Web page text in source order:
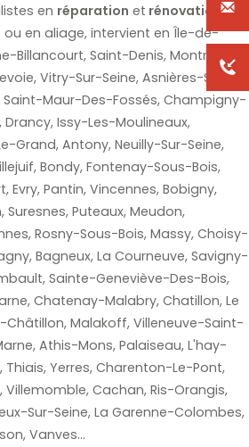
en réparation et rénovation de
en aliage, intervient en Île-de-
Billancourt, Saint-Denis, Montreuil,
Vitry-Sur-Seine, Asnières-Sur-
Saint-Maur-Des-Fossés, Champigny-
Drancy, Issy-Les-Moulineaux,
Grand, Antony, Neuilly-Sur-Seine,
Bondy, Fontenay-Sous-Bois,
Pantin, Vincennes, Bobigny,
Puteaux, Meudon,
Rosny-Sous-Bois, Massy, Choisy-
Bagneux, La Courneuve, Savigny-
Sainte-Geneviève-Des-Bois,
Chatenay-Malabry, Chatillon, Le
Châtillon, Malakoff, Villeneuve-Saint-
Athis-Mons, Palaiseau, L'hay-
Yerres, Charenton-Le-Pont,
Cachan, Ris-Orangis,
Sur-Seine, La Garenne-Colombes,
Vanves...